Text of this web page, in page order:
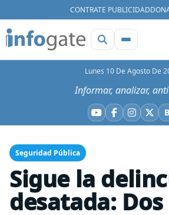
CONTRATE PUBLICIDAD
Lunes 10 De Agosto De
Informar, analizar,
YouTube
Facebook
X B
Seguridad Pública
Sigue la
desatada: Dos